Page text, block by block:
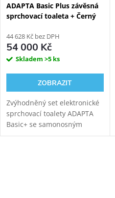
ADAPTA Basic Plus závěsná
sprchovací toaleta + Černý
44 628 Kč bez DPH
54 000 Kč
Skladem >5 ks
ZOBRAZIT
Zvýhodněný set elektronické
sprchovací toalety ADAPTA
Basic+ se samonosným
černým sanitárním modulem